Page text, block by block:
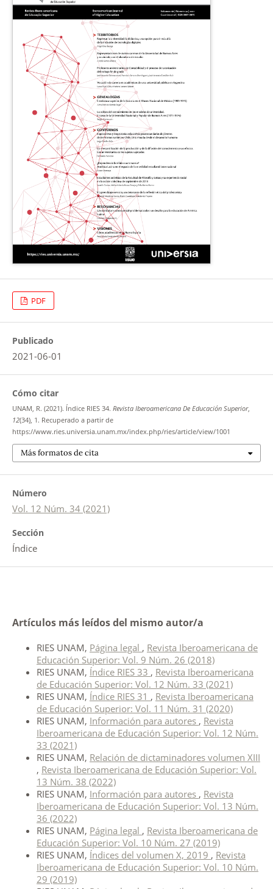
PDF
Publicado
2021-06-01
Cómo citar
UNAM, R. (2021). Índice RIES 34. Revista Iberoamericana De Educación Superior,
12(34), 1. Recuperado a partir de
https://www.ries.universia.unam.mx/index.php/ries/article/view/1001
Más formatos de cita
Número
Vol. 12 Núm. 34 (2021)
Sección
Índice
Artículos más leídos del mismo autor/a
RIES UNAM, Página legal , Revista Iberoamericana de
Educación Superior: Vol. 9 Núm. 26 (2018)
RIES UNAM, Índice RIES 33 , Revista Iberoamericana
de Educación Superior: Vol. 12 Núm. 33 (2021)
RIES UNAM, Índice RIES 31 , Revista Iberoamericana
de Educación Superior: Vol. 11 Núm. 31 (2020)
RIES UNAM, Información para autores , Revista
Iberoamericana de Educación Superior: Vol. 12 Núm.
33 (2021)
RIES UNAM, Relación de dictaminadores volumen XIII
, Revista Iberoamericana de Educación Superior: Vol.
13 Núm. 38 (2022)
RIES UNAM, Información para autores , Revista
Iberoamericana de Educación Superior: Vol. 13 Núm.
36 (2022)
RIES UNAM, Página legal , Revista Iberoamericana de
Educación Superior: Vol. 10 Núm. 27 (2019)
RIES UNAM, Índices del volumen X, 2019 , Revista
Iberoamericana de Educación Superior: Vol. 10 Núm.
29 (2019)